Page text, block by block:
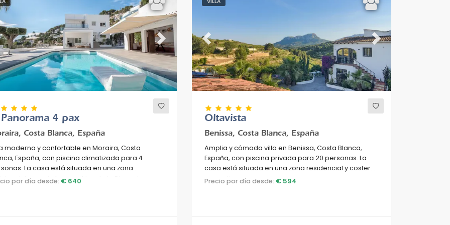
Next
Panorama 4 pax
Costa Blanca, España
moderna y confortable en Moraira, Costa
España, con piscina climatizada para 4
La casa está situada en una zona
y montañosa, a 4 km de la Playa de
por día desde: € 640
Previous Next
Oltavista
Benissa, Costa Blanca, España
Amplia y cómoda villa en Benissa, Costa Blanca,
España, con piscina privada para 20 personas. La
casa está situada en una zona residencial y costera
con colinas.
Precio por día desde: € 594